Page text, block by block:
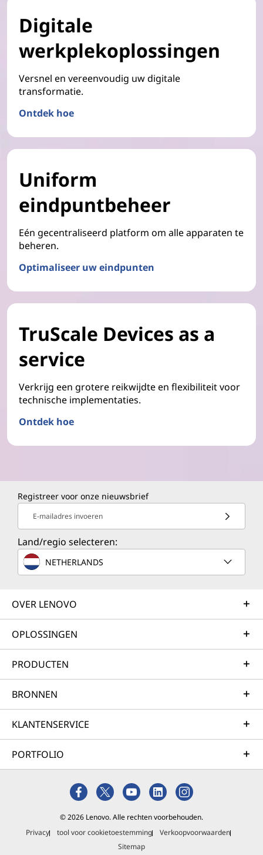
Digitale
werkplekoplossingen
Versnel en vereenvoudig uw digitale
transformatie.
Ontdek hoe
Uniform
eindpuntbeheer
Eén gecentraliseerd platform om alle apparaten te
beheren.
Optimaliseer uw eindpunten
TruScale Devices as a
service
Verkrijg een grotere reikwijdte en flexibiliteit voor
technische implementaties.
Ontdek hoe
Registreer voor onze nieuwsbrief
E-mailadres invoeren
Land/regio selecteren:
NETHERLANDS
OVER LENOVO
OPLOSSINGEN
PRODUCTEN
BRONNEN
KLANTENSERVICE
PORTFOLIO
© 2026 Lenovo. Alle rechten voorbehouden.
Privacy
tool voor cookietoestemming
Verkoopvoorwaarden
Sitemap